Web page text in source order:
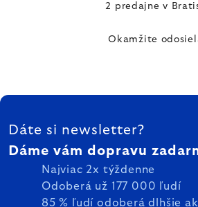
2 predajne v
Okamžite
ZÁPÄTIE
Dáte si newsletter?
Dáme vám dopravu
Najviac 2x týždenne
Odoberá už 177 000 ľudí
85 % ľudí odoberá dlhšie